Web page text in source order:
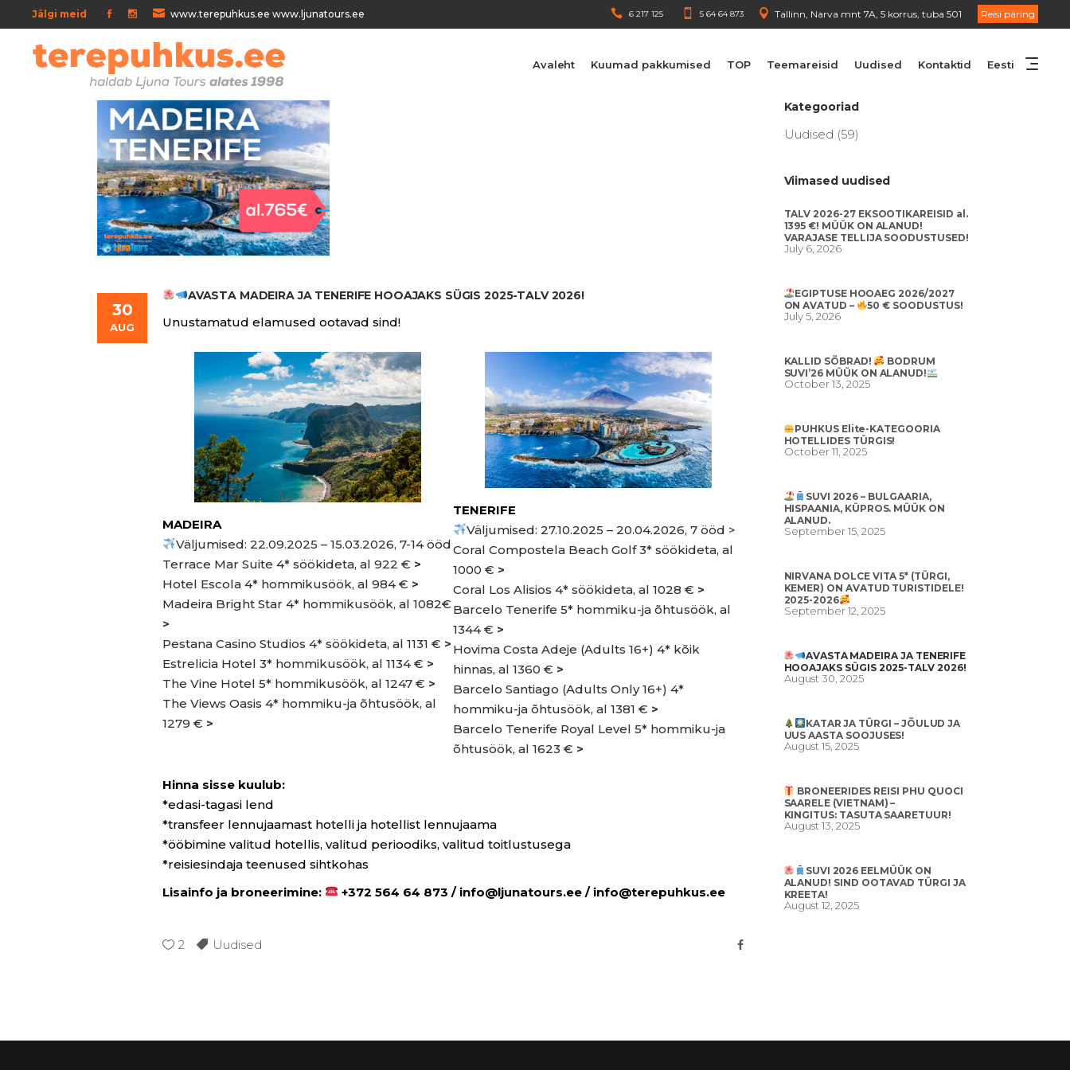
Jälgi meid www.terepuhkus.ee www.ljunatours.ee 6 217 125 5 64 64 873 Tallinn, Narva mnt 7A, 5 korrus, tuba 501 Reisi päring
Avaleht Kuumad pakkumised TOP Teemareisid Uudised Kontaktid Eesti
30
AUG
AVASTA MADEIRA JA TENERIFE HOOAJAKS SÜGIS 2025-TALV 2026!
Unustamatud elamused ootavad sind!
MADEIRA
Väljumised: 22.09.2025 – 15.03.2026, 7-14 ööd
Terrace Mar Suite 4* söökideta, al 922 € >
Hotel Escola 4* hommikusöök, al 984 € >
Madeira Bright Star 4* hommikusöök, al 1082€
>
Pestana Casino Studios 4* söökideta, al 1131 € >
Estrelicia Hotel 3* hommikusöök, al 1134 € >
The Vine Hotel 5* hommikusöök, al 1247 € >
The Views Oasis 4* hommiku-ja õhtusöök, al
1279 € >
TENERIFE
Väljumised: 27.10.2025 – 20.04.2026, 7 ööd >
Coral Compostela Beach Golf 3* söökideta, al
1000 € >
Coral Los Alisios 4* söökideta, al 1028 € >
Barcelo Tenerife 5* hommiku-ja õhtusöök, al
1344 € >
Hovima Costa Adeje (Adults 16+) 4* kõik
hinnas, al 1360 € >
Barcelo Santiago (Adults Only 16+) 4*
hommiku-ja õhtusöök, al 1381 € >
Barcelo Tenerife Royal Level 5* hommiku-ja
õhtusöök, al 1623 € >
Hinna sisse kuulub:
*edasi-tagasi lend
*transfeer lennujaamast hotelli ja hotellist lennujaama
*ööbimine valitud hotellis, valitud perioodiks, valitud toitlustusega
*reisiesindaja teenused sihtkohas
Lisainfo ja broneerimine:
+372 564 64 873 / info@ljunatours.ee / info@terepuhkus.ee
2 Uudised
Kategooriad
Uudised (59)
Viimased uudised
TALV 2026-27 EKSOOTIKAREISID al.
1395 €! MÜÜK ON ALANUD!
VARAJASE TELLIJA SOODUSTUSED!
July 6, 2026
EGIPTUSE HOOAEG 2026/2027
ON AVATUD –
50 € SOODUSTUS!
July 5, 2026
KALLID SÕBRAD!
BODRUM
SUVI’26 MÜÜK ON ALANUD!
October 13, 2025
PUHKUS Elite-KATEGOORIA
HOTELLIDES TÜRGIS!
October 11, 2025
SUVI 2026 – BULGAARIA,
HISPAANIA, KÜPROS. MÜÜK ON
ALANUD.
September 15, 2025
NIRVANA DOLCE VITA 5* (TÜRGI,
KEMER) ON AVATUD TURISTIDELE!
2025-2026
September 12, 2025
AVASTA MADEIRA JA TENERIFE
HOOAJAKS SÜGIS 2025-TALV 2026!
August 30, 2025
KATAR JA TÜRGI – JÕULUD JA
UUS AASTA SOOJUSES!
August 15, 2025
BRONEERIDES REISI PHU QUOCI
SAARELE (VIETNAM) –
KINGITUS: TASUTA SAARETUUR!
August 13, 2025
SUVI 2026 EELMÜÜK ON
ALANUD! SIND OOTAVAD TÜRGI JA
KREETA!
August 12, 2025